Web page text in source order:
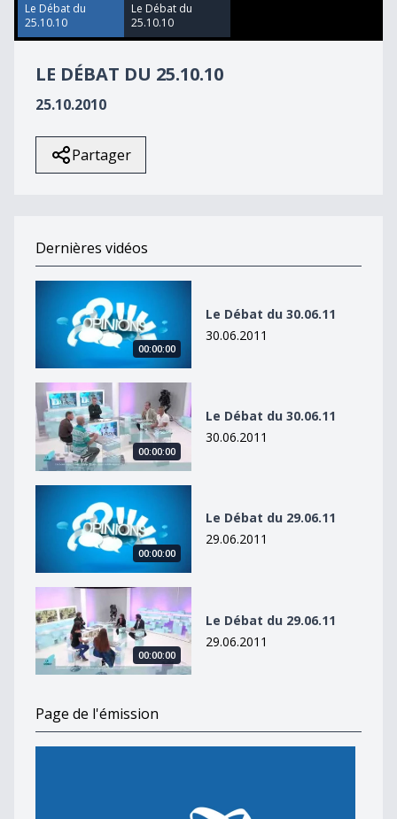
42
seconds
Le Débat du
25.10.10
Le Débat du
25.10.10
LE DÉBAT DU 25.10.10
25.10.2010
Partager
Dernières vidéos
00:00:00
Le Débat du 30.06.11
30.06.2011
Le Débat du 30.06.11
00:00:00
Le Débat du 30.06.11
30.06.2011
Le Débat du 29.06.11
00:00:00
Le Débat du 29.06.11
29.06.2011
Le Débat du 29.06.11
00:00:00
Le Débat du 29.06.11
29.06.2011
Page de l'émission